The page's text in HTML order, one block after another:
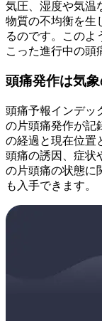
気圧、湿度や気温
物質の不均衡を生
るのです。このよ
こった進行中の頭
頭痛発作は気
頭痛予報インデッ
の片頭痛発作が記
の経過と現在位置
頭痛の誘因、症状
の片頭痛の状態に
も入手できます。